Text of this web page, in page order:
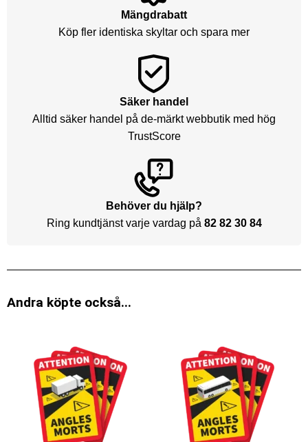
Mängdrabatt
Köp fler identiska skyltar och spara mer
Säker handel
Alltid säker handel på de-märkt webbutik med hög
TrustScore
Behöver du hjälp?
Ring kundtjänst varje vardag på 82 82 30 84
Andra köpte också...